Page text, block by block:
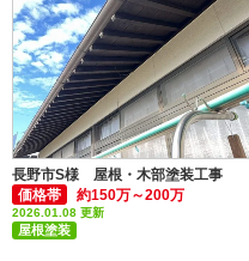
長野市S様 屋根・木部塗装工事
価格帯
約150万～200万
2026.01.08 更新
屋根塗装